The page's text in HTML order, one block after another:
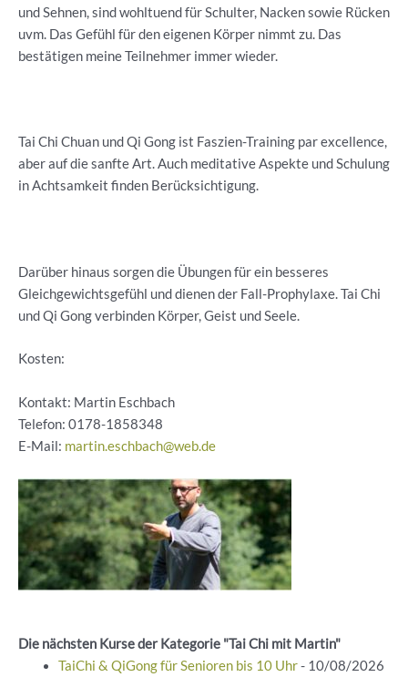
und Sehnen, sind wohltuend für Schulter, Nacken sowie Rücken
uvm. Das Gefühl für den eigenen Körper nimmt zu. Das
bestätigen meine Teilnehmer immer wieder.
Tai Chi Chuan und Qi Gong ist Faszien-Training par excellence,
aber auf die sanfte Art. Auch meditative Aspekte und Schulung
in Achtsamkeit finden Berücksichtigung.
Darüber hinaus sorgen die Übungen für ein besseres
Gleichgewichtsgefühl und dienen der Fall-Prophylaxe. Tai Chi
und Qi Gong verbinden Körper, Geist und Seele.
Kosten:
Kontakt: Martin Eschbach
Telefon: 0178-1858348
E-Mail: martin.eschbach@web.de
Die nächsten Kurse der Kategorie "Tai Chi mit Martin"
TaiChi & QiGong für Senioren bis 10 Uhr- 10/08/2026